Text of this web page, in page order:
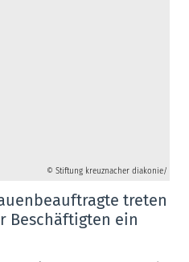
© Stiftung kreuznacher diakonie/
treten
Beschäftigten ein